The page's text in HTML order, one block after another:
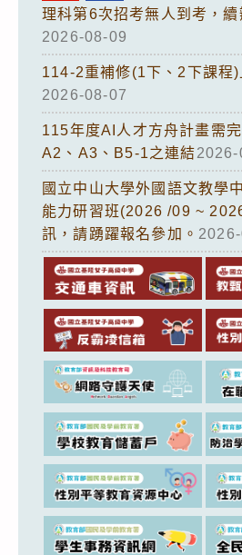
理科第6次招考無人到考，
2026-08-09
114-2重補修(1下、2下課程
2026-08-07
115年度AI人才方舟計畫需
A2、A3、B5-1之連結2026-
國立中山大學外國語文教學
能力研習班(2026 /09 ~
訊，請踴躍報名參加。